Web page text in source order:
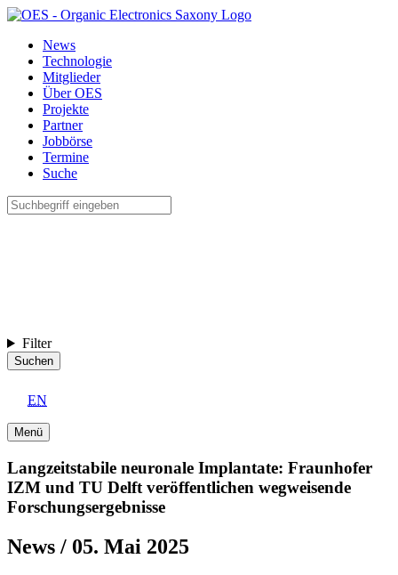
News
Technologie
Mitglieder
Über OES
Projekte
Partner
Jobbörse
Termine
Suche
Filter
Suchen
EN
Menü
Langzeitstabile neuronale Implantate: Fraunhofer
IZM und TU Delft veröffentlichen wegweisende
Forschungsergebnisse
News / 05. Mai 2025